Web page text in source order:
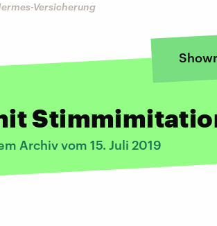
Versicherung
Archiv vom 15. Juli 2019